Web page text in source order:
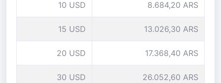
10 USD 8.684,20 ARS
15 USD 13.026,30 ARS
20 USD 17.368,40 ARS
30 USD 26.052,60 ARS